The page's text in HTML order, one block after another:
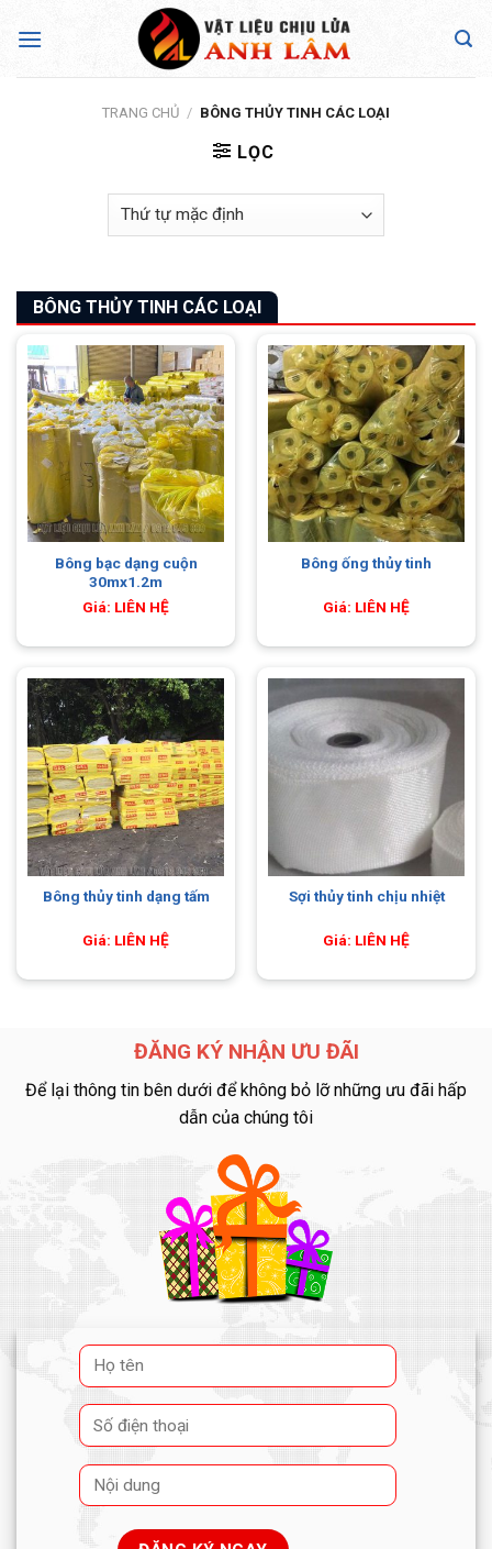
TRANG CHỦ / BÔNG THỦY TINH CÁC LOẠI
LỌC
BÔNG THỦY TINH CÁC LOẠI
Bông bạc dạng cuộn
30mx1.2m
Giá: LIÊN HỆ
Bông ống thủy tinh
Giá: LIÊN HỆ
Bông thủy tinh dạng tấm
Giá: LIÊN HỆ
Sợi thủy tinh chịu nhiệt
Giá: LIÊN HỆ
ĐĂNG KÝ NHẬN ƯU ĐÃI
Để lại thông tin bên dưới để không bỏ lỡ những ưu đãi hấp
dẫn của chúng tôi